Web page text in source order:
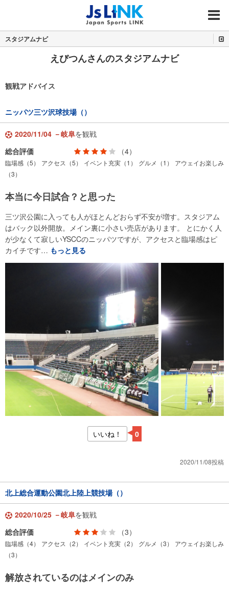
MENU
スタジアムナビ
えびつんさんのスタジアムナビ
観戦アドバイス
ニッパツ三ツ沢球技場（）
2020/11/04 －岐阜を観戦
総合評価
（4）
臨場感（5） アクセス（5） イベント充実（1） グルメ（1）
アウェイお楽しみ
（3）
本当に今日試合？と思った
三ツ沢公園に入っても人がほとんどおらず不安が増す。スタジアム
はバック以外開放。メイン裏に小さい売店があります。 とにかく人
が少なくて寂しいYSCCのニッパツですが、アクセスと臨場感はピ
カイチです… もっと見る
いいね！ 0
2020/11/08投稿
北上総合運動公園北上陸上競技場（）
2020/10/25 －岐阜を観戦
総合評価
（3）
臨場感（4） アクセス（2） イベント充実（2） グルメ（3）
アウェイお楽しみ
（3）
解放されているのはメインのみ